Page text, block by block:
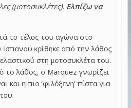
(μοτοσυκλέτες). Ελπίζω να
το τέλος του αγώνα στο
Ισπανού κρίθηκε από την λάθος
στη μοτοσυκλέτα του.
το λάθος, ο Marquez γνωρίζει
και η πιο ‘φιλόξενη’ πίστα για